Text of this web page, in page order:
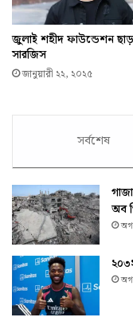
জুলাই শহীদ ফাউন্ডেশন
সারজিস
জানুয়ারী ২২, ২০২৫
সর্বশেষ
অব